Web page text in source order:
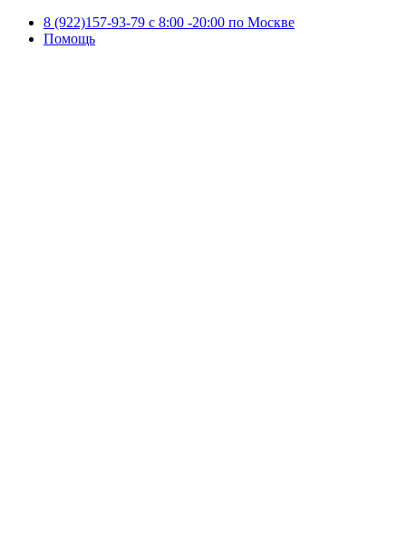
8 (922)157-93-79 c 8:00 -20:00 по Москве
Помощь